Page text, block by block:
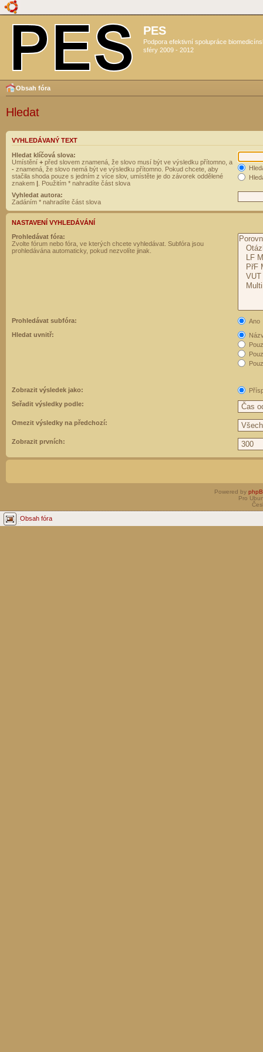
PES
Podpora efektivní spolupráce
sféry 2009 - 2012
Obsah fóra
Hledat
VYHLEDÁVANÝ TEXT
Hledat klíčová slova:
Umístění + před slovem znamená, že slovo musí být ve výsledku přítomno, a
- znamená, že slovo nemá být ve výsledku přítomno. Pokud chcete, aby
stačila shoda pouze s jedním z více slov, umístěte je do závorek oddělené
znakem | . Použitím * nahradíte část slova
Vyhledat autora:
Zadáním * nahradíte část slova
NASTAVENÍ VYHLEDÁVÁNÍ
Prohledávat fóra:
Zvolte fórum nebo fóra, ve kterých chcete vyhledávat. Subfóra jsou
prohledávána automaticky, pokud nezvolíte jinak.
Prohledávat subfóra:
Ano
Hledat uvnitř:
Zobrazit výsledek jako:
Seřadit výsledky podle:
Omezit výsledky na předchozí:
Zobrazit prvních:
Powered by
Pro
Obsah fóra